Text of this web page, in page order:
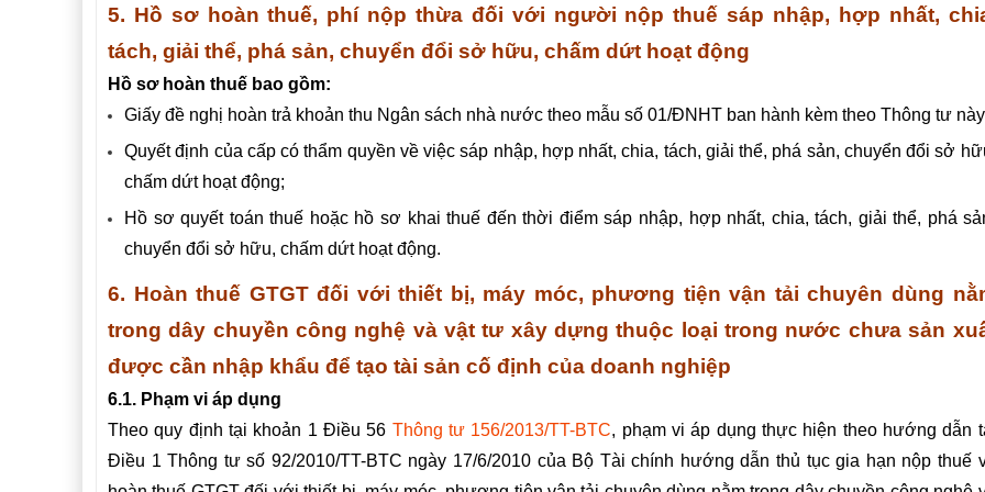
5. Hồ sơ hoàn thuế, phí nộp thừa đối với người nộp thuế sáp nhập, hợp nhất,
tách, giải thể, phá sản, chuyển đổi sở hữu, chấm dứt hoạt động
Hồ sơ hoàn thuế bao gồm:
Giấy đề nghị hoàn trả khoản thu Ngân sách nhà nước theo mẫu số 01/ĐNHT ban hành kèm theo Thông tư
Quyết định của cấp có thẩm quyền về việc sáp nhập, hợp nhất, chia, tách, giải thể, phá sản, chuyển đổi sở
chấm dứt hoạt động;
Hồ sơ quyết toán thuế hoặc hồ sơ khai thuế đến thời điểm sáp nhập, hợp nhất, chia, tách, giải thể, phá
chuyển đổi sở hữu, chấm dứt hoạt động.
6. Hoàn thuế GTGT đối với thiết bị, máy móc, phương tiện vận tải chuyên dùng
trong dây chuyền công nghệ và vật tư xây dựng thuộc loại trong nước chưa sản
được cần nhập khẩu để tạo tài sản cố định của doanh nghiệp
6.1. Phạm vi áp dụng
Theo quy định tại khoản 1 Điều 56 Thông tư 156/2013/TT-BTC, phạm vi áp dụng thực hiện theo hướng dẫn
Điều 1Thông tư số 92/2010/TT-BTC ngày 17/6/2010 của Bộ Tài chính hướng dẫn thủ tục gia hạn nộp thuế